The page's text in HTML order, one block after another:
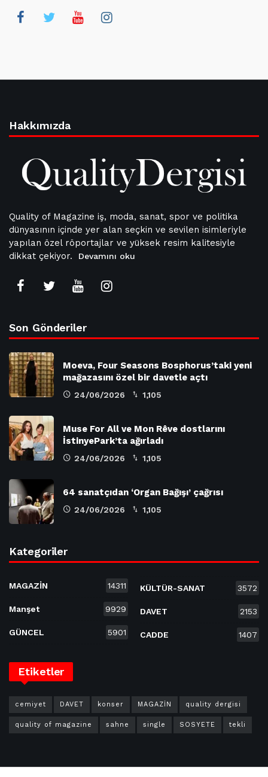
Hakkımızda
Quality of Magazine iş, moda, sanat, spor ve politika
dünyasının içinde yer alan seçkin ve sevilen isimleriyle
yapılan özel röportajlar ve yüksek resim kalitesiyle
dikkat çekiyor.
Devamını oku
Son Gönderiler
Moeva, Four Seasons Bosphorus’taki yeni
mağazasını özel bir davetle açtı
24/06/2026 1,105
Muse For All ve Mon Rêve dostlarını
İstinyePark’ta ağırladı
24/06/2026 1,105
64 sanatçıdan ‘Organ Bağışı’ çağrısı
24/06/2026 1,105
Kategoriler
MAGAZİN 14311
Manşet 9929
GÜNCEL 5901
KÜLTÜR-SANAT 3572
DAVET 2153
CADDE 1407
Etiketler
cemiyet DAVET konser MAGAZİN quality dergisi
quality of magazine sahne single SOSYETE tekli